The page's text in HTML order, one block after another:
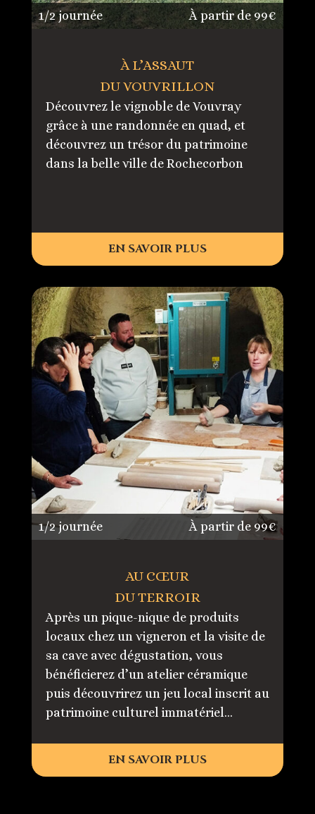
1/2 journée À partir de 99€
À L’ASSAUT
DU VOUVRILLON
Découvrez le vignoble de Vouvray
grâce à une randonnée en quad, et
découvrez un trésor du patrimoine
dans la belle ville de Rochecorbon
EN SAVOIR PLUS
1/2 journée À partir de 99€
AU CŒUR
DU TERROIR
Après un pique-nique de produits
locaux chez un vigneron et la visite de
sa cave avec dégustation, vous
bénéficierez d’un atelier céramique
puis découvrirez un jeu local inscrit au
patrimoine culturel immatériel…
EN SAVOIR PLUS